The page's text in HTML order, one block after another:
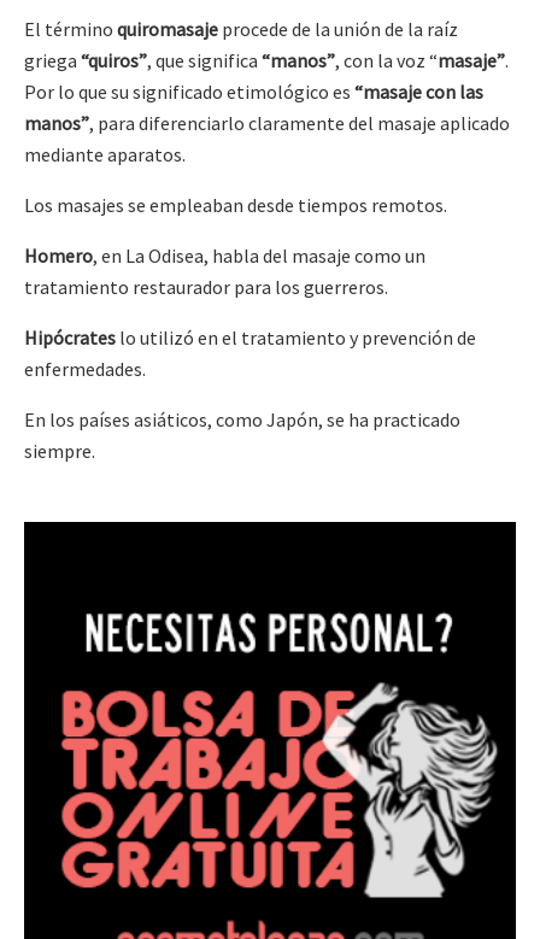
El término quiromasaje procede de la unión de la raíz
griega “quiros”, que significa “manos”, con la voz “masaje”.
Por lo que su significado etimológico es “masaje con las
manos”, para diferenciarlo claramente del masaje aplicado
mediante aparatos.
Los masajes se empleaban desde tiempos remotos.
Homero, en La Odisea, habla del masaje como un
tratamiento restaurador para los guerreros.
Hipócrates lo utilizó en el tratamiento y prevención de
enfermedades.
En los países asiáticos, como Japón, se ha practicado
siempre.